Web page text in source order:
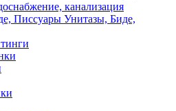
канализация
Унитазы, Биде,